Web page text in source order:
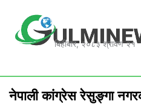
content
बिहीबार, २०८३ श्रावण २१
नेपाली कांग्रेस रेसुङ्गा